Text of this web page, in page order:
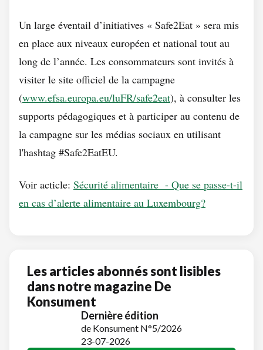
Un large éventail d’initiatives « Safe2Eat » sera mis
en place aux niveaux européen et national tout au
long de l’année. Les consommateurs sont invités à
visiter le site officiel de la campagne
(www.efsa.europa.eu/luFR/safe2eat), à consulter les
supports pédagogiques et à participer au contenu de
la campagne sur les médias sociaux en utilisant
l'hashtag #Safe2EatEU.
Voir acticle: Sécurité alimentaire - Que se passe-t-il
en cas d’alerte alimentaire au Luxembourg?
Les articles abonnés sont lisibles
dans notre magazine De
Konsument
Dernière édition
de Konsument N°5/2026
23-07-2026